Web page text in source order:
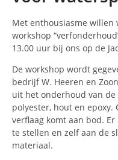
Met enthousiasme
workshop
13.00 uur bij ons op de
De workshop wordt
bedrijf W. Heeren en
uit het onderhoud van
polyester, hout en epoxy.
verflaag komt aan bod.
te stellen en zelf aan de
materiaal.